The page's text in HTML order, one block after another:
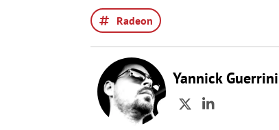
Radeon
Yannick Guerrini
TwitterLinkedIn